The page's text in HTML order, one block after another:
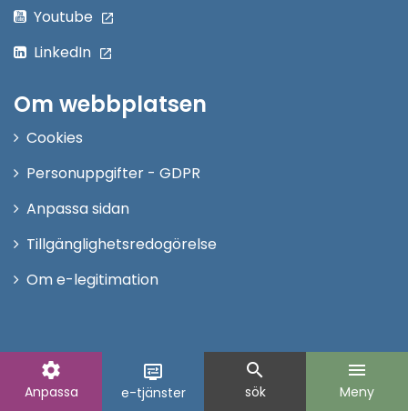
settings
Anpassa
display_settings
e-tjänster
search
sök
menu
Meny
Youtube
LinkedIn
Om webbplatsen
Cookies
Personuppgifter - GDPR
Anpassa sidan
Tillgänglighetsredogörelse
Om e-legitimation